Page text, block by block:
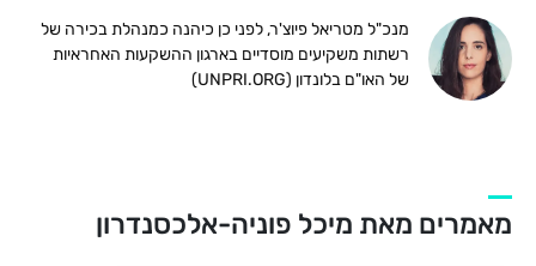
מנכ"ל מטריאל פיוצ'ר, לפני כן כיהנה כמנהלת בכירה של
רשתות משקיעים מוסדיים בארגון ההשקעות האחראיות
של האו"ם בלונדון (UNPRI.ORG)
מאמרים מאת מיכל פוניה-אלכסנדרון